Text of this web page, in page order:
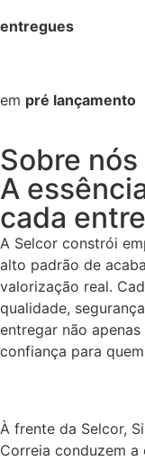
entregues
em pré lançamento
Sobre nós
A
cada
A Selcor constrói
alto padrão de
valorização real.
qualidade,
entregar não
confiança para
À frente da Selcor,
Correia conduzem